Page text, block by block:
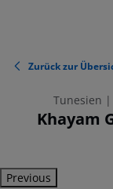
Zurück zur
Tunesien
Khayam
Previous